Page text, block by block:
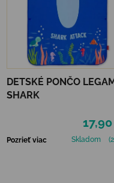
DETSKÉ PONČO
SHARK
Pozrieť viac Skladom